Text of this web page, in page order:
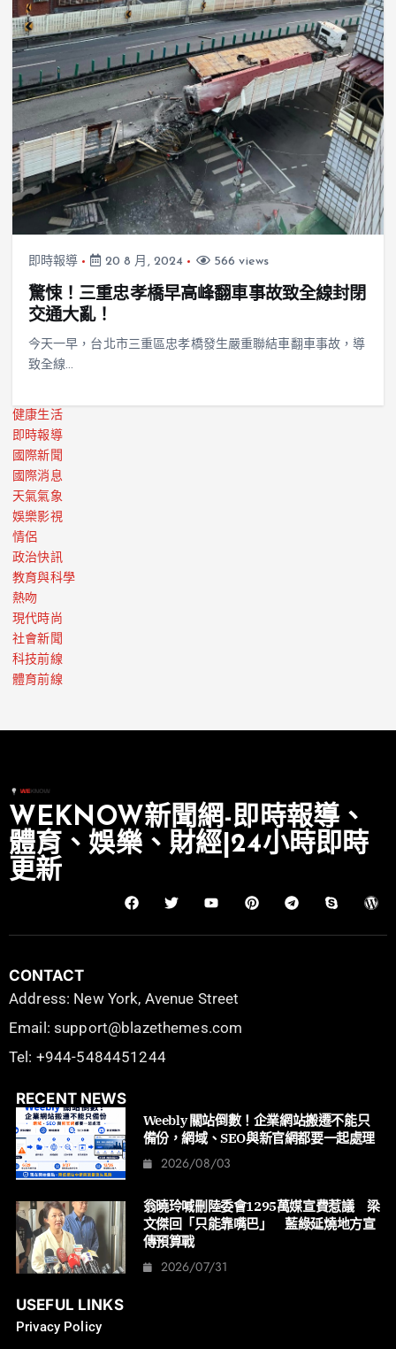
即時報導 20 8 月, 2024 566 views
驚悚！三重忠孝橋早高峰翻車事故致全線封閉
交通大亂！
今天一早，台北市三重區忠孝橋發生嚴重聯結車翻車事故，導
致全線…
健康生活
即時報導
國際新聞
國際消息
天氣氣象
娛樂影視
情侶
政治快訊
教育與科學
熱吻
現代時尚
社會新聞
科技前線
體育前線
WEKNOW新聞網-即時報導、
體育、娛樂、財經|24小時即時
更新
CONTACT
Address: New York, Avenue Street
Email: support@blazethemes.com
Tel: +944-5484451244
RECENT NEWS
Weebly 關站倒數！企業網站搬遷不能只
備份，網域、SEO與新官網都要一起處理
2026/08/03
翁曉玲喊刪陸委會1295萬媒宣費惹議 梁
文傑回「只能靠嘴巴」 藍綠延燒地方宣
傳預算戰
2026/07/31
USEFUL LINKS
Privacy Policy